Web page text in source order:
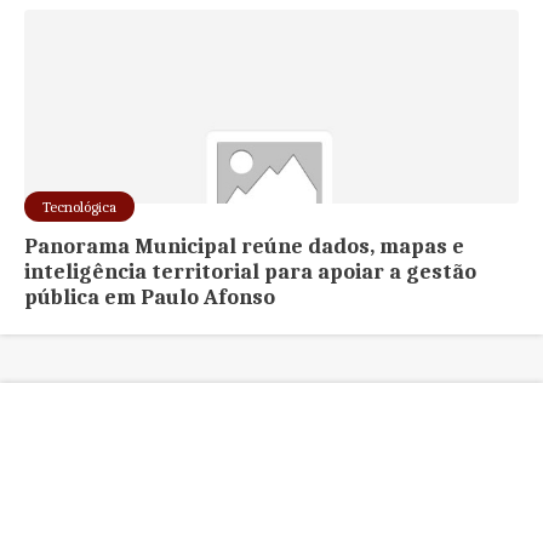
Tecnológica
Panorama Municipal reúne dados, mapas e
inteligência territorial para apoiar a gestão
pública em Paulo Afonso